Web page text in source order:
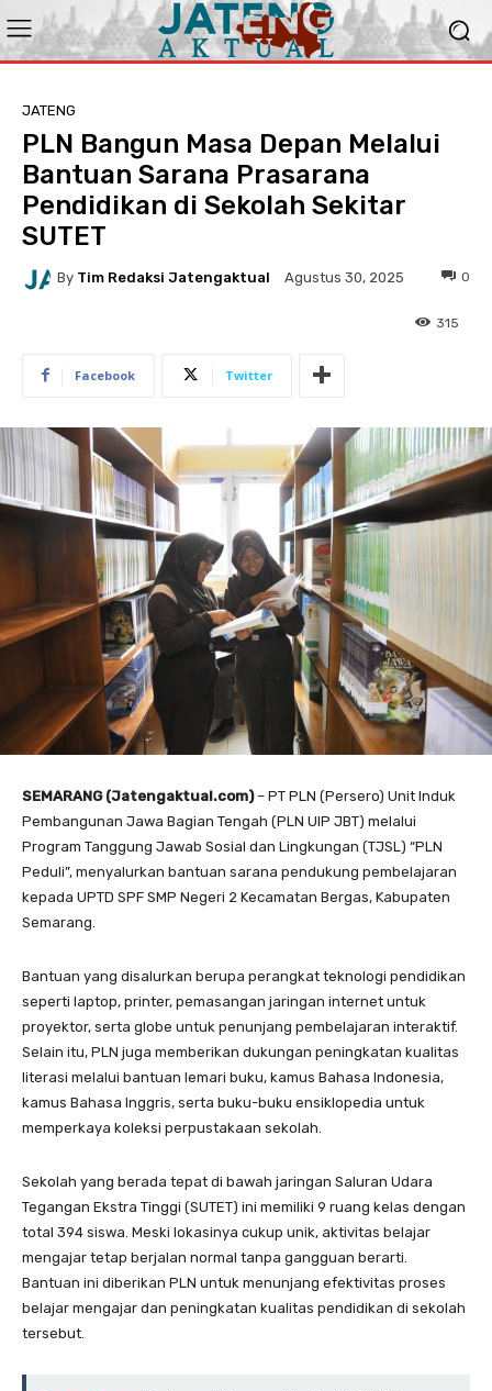
JATENG
PLN Bangun Masa Depan Melalui
Bantuan Sarana Prasarana
Pendidikan di Sekolah Sekitar
SUTET
By Tim Redaksi Jatengaktual Agustus 30, 2025 0
315
Facebook Twitter
SEMARANG (Jatengaktual.com)– PT PLN (Persero) Unit Induk
Pembangunan Jawa Bagian Tengah (PLN UIP JBT) melalui
Program Tanggung Jawab Sosial dan Lingkungan (TJSL) “PLN
Peduli”, menyalurkan bantuan sarana pendukung pembelajaran
kepada UPTD SPF SMP Negeri 2 Kecamatan Bergas, Kabupaten
Semarang.
Bantuan yang disalurkan berupa perangkat teknologi pendidikan
seperti laptop, printer, pemasangan jaringan internet untuk
proyektor, serta globe untuk penunjang pembelajaran interaktif.
Selain itu, PLN juga memberikan dukungan peningkatan kualitas
literasi melalui bantuan lemari buku, kamus Bahasa Indonesia,
kamus Bahasa Inggris, serta buku-buku ensiklopedia untuk
memperkaya koleksi perpustakaan sekolah.
Sekolah yang berada tepat di bawah jaringan Saluran Udara
Tegangan Ekstra Tinggi (SUTET) ini memiliki 9 ruang kelas dengan
total 394 siswa. Meski lokasinya cukup unik, aktivitas belajar
mengajar tetap berjalan normal tanpa gangguan berarti.
Bantuan ini diberikan PLN untuk menunjang efektivitas proses
belajar mengajar dan peningkatan kualitas pendidikan di sekolah
tersebut.